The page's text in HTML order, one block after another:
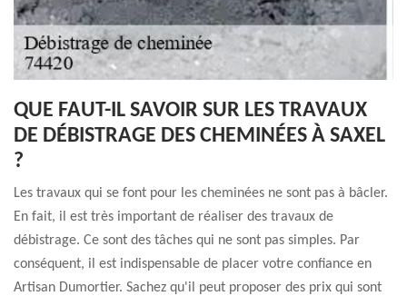
QUE FAUT-IL SAVOIR SUR LES TRAVAUX
DE DÉBISTRAGE DES CHEMINÉES À SAXEL
?
Les travaux qui se font pour les cheminées ne sont pas à bâcler.
En fait, il est très important de réaliser des travaux de
débistrage. Ce sont des tâches qui ne sont pas simples. Par
conséquent, il est indispensable de placer votre confiance en
Artisan Dumortier. Sachez qu'il peut proposer des prix qui sont